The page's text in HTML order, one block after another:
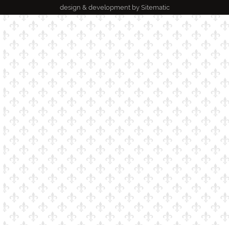
design & development by Sitematic